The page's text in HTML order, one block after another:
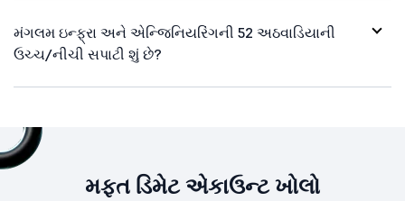
મંગલમ ઇન્ફ્રા અને એન્જિનિયરિંગની 52 અઠવાડિયાની
ઉચ્ચ/નીચી સપાટી શું છે?
મફત ડિમેટ એકાઉન્ટ ખોલો